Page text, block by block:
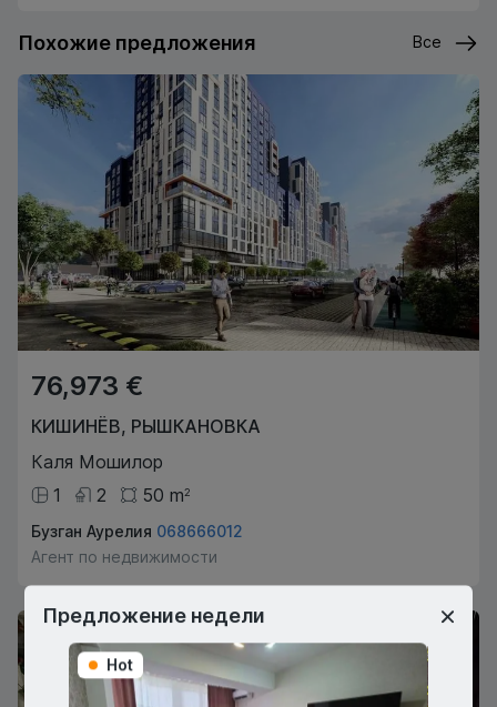
Похожие предложения Все
76,973 €
КИШИНЁВ, РЫШКАНОВКА
Каля Мошилор
1
2 50 m2
Бузган Аурелия 068666012
Агент по недвижимости
Предложение недели
Hot